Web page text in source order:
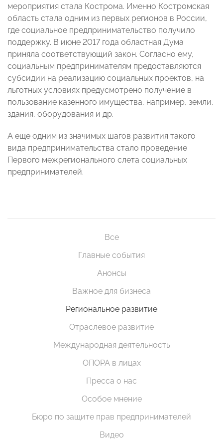
мероприятия стала Кострома. Именно Костромская
область стала одним из первых регионов в России,
где социальное предпринимательство получило
поддержку. В июне 2017 года областная Дума
приняла соответствующий закон. Согласно ему,
социальным предпринимателям предоставляются
субсидии на реализацию социальных проектов, на
льготных условиях предусмотрено получение в
пользование казенного имущества, например, земли,
здания, оборудования и др.
А еще одним из значимых шагов развития такого
вида предпринимательства стало проведение
Первого межрегионального слета социальных
предпринимателей.
Все
Главные события
Анонсы
Важное для бизнеса
Региональное развитие
Отраслевое развитие
Международная деятельность
ОПОРА в лицах
Пресса о нас
Особое мнение
Бюро по защите прав предпринимателей
Видео